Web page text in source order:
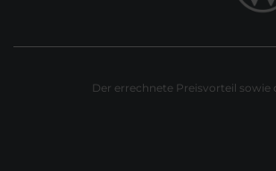
Der errechnete Preisvorteil sowie